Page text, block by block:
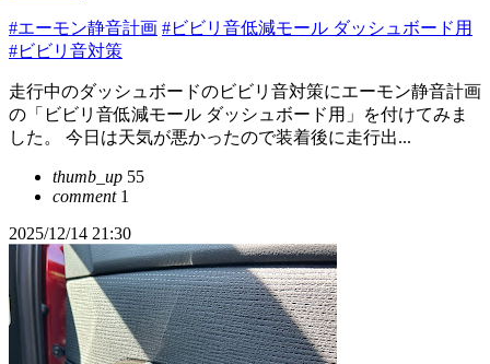
#エーモン静音計画 #ビビリ音低減モール ダッシュボード用
#ビビリ音対策
走行中のダッシュボードのビビリ音対策にエーモン静音計画
の「ビビリ音低減モール ダッシュボード用」を付けてみま
した。 今日は天気が悪かったので装着後に走行出...
thumb_up 55
comment1
2025/12/14 21:30